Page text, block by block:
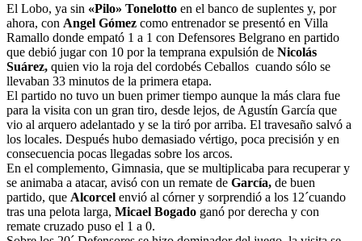
El Lobo, ya sin «Pilo» Tonelotto en el banco de suplentes y, por
ahora, con Angel Gómez como entrenador se presentó en Villa
Ramallo donde empató 1 a 1 con Defensores Belgrano en partido
que debió jugar con 10 por la temprana expulsión de Nicolás
Suárez, quien vio la roja del cordobés Ceballos cuando sólo se
llevaban 33 minutos de la primera etapa.
El partido no tuvo un buen primer tiempo aunque la más clara fue
para la visita con un gran tiro, desde lejos, de Agustín García que
vio al arquero adelantado y se la tiró por arriba. El travesaño salvó a
los locales. Después hubo demasiado vértigo, poca precisión y en
consecuencia pocas llegadas sobre los arcos.
En el complemento, Gimnasia, que se multiplicaba para recuperar y
se animaba a atacar, avisó con un remate de García, de buen
partido, que Alcorcel envió al córner y sorprendió a los 12´cuando
tras una pelota larga, Micael Bogado ganó por derecha y con
remate cruzado puso el 1 a 0.